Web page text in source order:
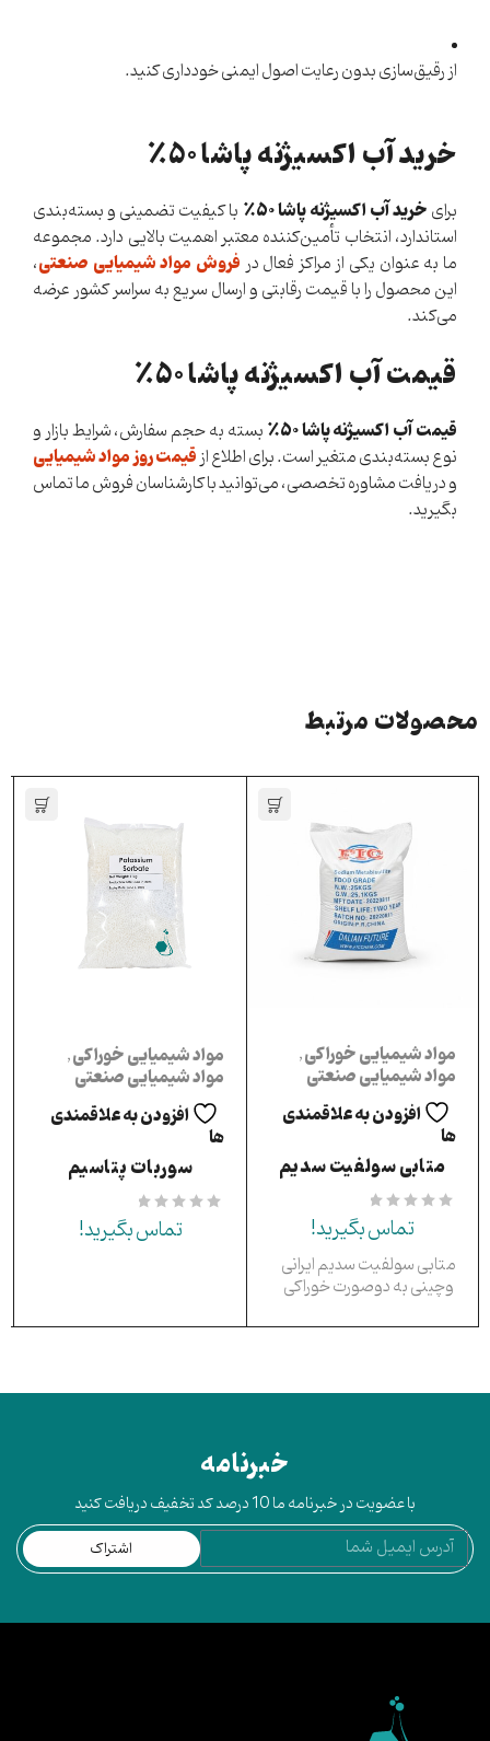
از رقیق‌سازی بدون رعایت اصول ایمنی خودداری کنید.
خرید آب اکسیژنه پاشا ۵۰٪
برایخرید آب اکسیژنه پاشا ۵۰٪
با کیفیت تضمینی و بسته‌بندی
استاندارد، انتخاب تأمین‌کننده معتبر اهمیت بالایی دارد. مجموعه
ما به عنوان یکی از مراکز فعال در فروش مواد شیمیایی صنعتی،
این محصول را با قیمت رقابتی و ارسال سریع به سراسر کشور عرضه
می‌کند.
قیمت آب اکسیژنه پاشا ۵۰٪
قیمت آب اکسیژنه پاشا ۵۰٪
بسته به حجم سفارش، شرایط بازار و
نوع بسته‌بندی متغیر است. برای اطلاع ازقیمت روز مواد شیمیایی
و دریافت مشاوره تخصصی، می‌توانید با کارشناسان فروش ما تماس
بگیرید.
محصولات مرتبط
مواد شیمیایی خوراکی,
مواد شیمیایی صنعتی
افزودن به علاقمندی
ها
متابی سولفیت سدیم
تماس بگیرید!
متابی سولفیت سدیم ایرانی
وچینی به دوصورت خوراکی
مواد شیمیایی خوراکی,
مواد شیمیایی صنعتی
افزودن به علاقمندی
ها
سوربات پتاسیم
تماس بگیرید!
خبرنامه
با عضویت در خبرنامه ما 10 درصد کد تخفیف دریافت کنید
اشتراک